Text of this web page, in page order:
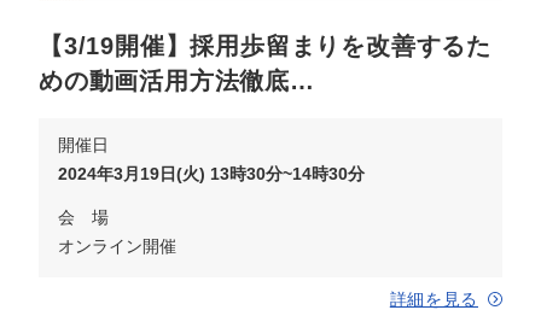
【3/19開催】採用歩留まりを改善するた
めの動画活用方法徹底…
開催日
2024年3月19日(火) 13時30分~14時30分
会 場
オンライン開催
詳細を見る